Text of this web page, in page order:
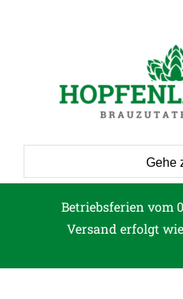
Gehe
Betriebsferien vom
Versand erfolgt